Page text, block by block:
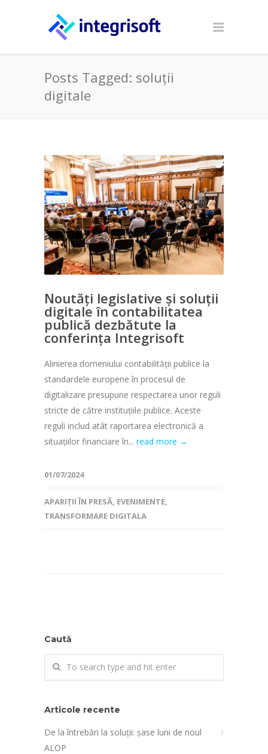
Posts Tagged: soluții
digitale
Noutăți legislative și soluții
digitale în contabilitatea
publică dezbătute la
conferința Integrisoft
Alinierea domeniului contabilităţii publice la
standardele europene în procesul de
digitalizare presupune respectarea unor reguli
stricte de către instituţiile publice. Aceste
reguli includ atât raportarea electronică a
situaţiilor financiare în... read more →
01/07/2024
APARIȚII ÎN PRESĂ, EVENIMENTE,
TRANSFORMARE DIGITALA
Caută
Articole recente
De la întrebări la soluții: șase luni de noul
ALOP